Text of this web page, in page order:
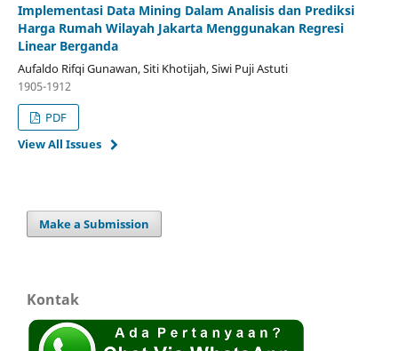
Implementasi Data Mining Dalam Analisis dan Prediksi
Harga Rumah Wilayah Jakarta Menggunakan Regresi
Linear Berganda
Aufaldo Rifqi Gunawan, Siti Khotijah, Siwi Puji Astuti
1905-1912
PDF
View All Issues
Make a Submission
Kontak